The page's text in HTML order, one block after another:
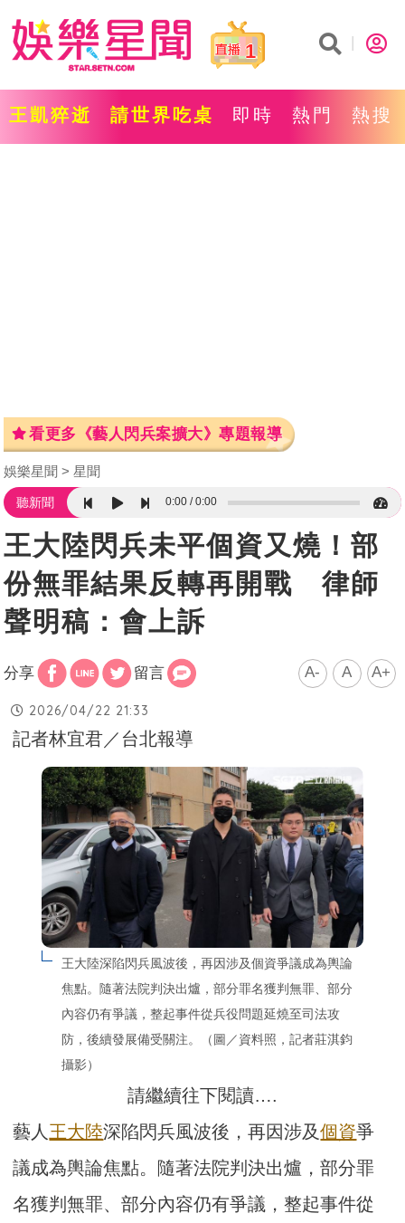
1
王凱猝逝 請世界吃桌 即時 熱門 熱搜
看更多《藝人閃兵案擴大》專題報導
娛樂星聞 星聞
聽新聞 0:00 0:00
王大陸閃兵未平個資又燒！部
份無罪結果反轉再開戰 律師
聲明稿：會上訴
分享 留言 A- A A+
2026/04/22 21:33
記者林宜君／台北報導
王大陸深陷閃兵風波後，再因涉及個資爭議成為輿論
焦點。隨著法院判決出爐，部分罪名獲判無罪、部分
內容仍有爭議，整起事件從兵役問題延燒至司法攻
防，後續發展備受關注。（圖／資料照，記者莊淇鈞
攝影）
請繼續往下閱讀….
藝人王大陸深陷閃兵風波後，再因涉及個資爭
議成為輿論焦點。隨著法院判決出爐，部分罪
名獲判無罪、部分內容仍有爭議，整起事件從